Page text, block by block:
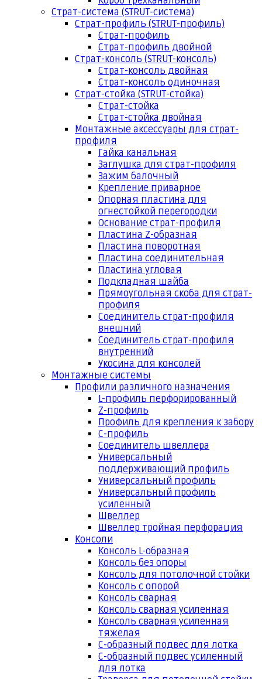
Страт-система (STRUT-система)
Страт-профиль (STRUT-профиль)
Страт-профиль
Страт-профиль двойной
Страт-консоль (STRUT-консоль)
Страт-консоль двойная
Страт-консоль одиночная
Страт-стойка (STRUT-стойка)
Страт-стойка
Страт-стойка двойная
Монтажные аксессуары для страт-
профиля
Гайка канальная
Заглушка для страт-профиля
Зажим балочный
Крепление приварное
Опорная пластина для
огнестойкой перегородки
Основание страт-профиля
Пластина Z-образная
Пластина поворотная
Пластина соединительная
Пластина угловая
Подкладная шайба
Прямоугольная скоба для страт-
профиля
Соединитель страт-профиля
внешний
Соединитель страт-профиля
внутренний
Укосина для консолей
Монтажные системы
Профили различного назначения
L-профиль перфорированный
Z-профиль
Профиль для крепления к забору
С-профиль
Соединитель швеллера
Универсальный
поддерживающий профиль
Универсальный профиль
Универсальный профиль
усиленный
Швеллер
Швеллер тройная перфорация
Консоли
Консоль L-образная
Консоль без опоры
Консоль для потолочной стойки
Консоль с опорой
Консоль сварная
Консоль сварная усиленная
Консоль сварная усиленная
тяжелая
С-образный подвес для лотка
С-образный подвес усиленный
для лотка